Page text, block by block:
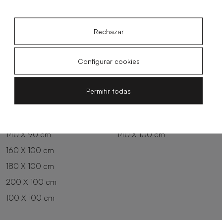
100 X 90 cm
140 X 90 cm
180 X 90 cm
200 X 90 cm
140 X 100 cm
160 X 100 cm
180 X 100 cm
200 X 100 cm
100 X 100 cm
Rechazar
Configurar cookies
Permitir todas